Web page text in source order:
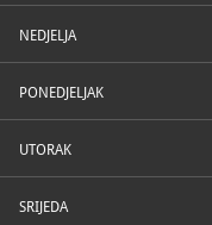
NEDJELJA
PONEDJELJAK
UTORAK
SRIJEDA
konačno su se stekli
tijekom čitave godine
namjernicima,
Sinjanima. Tako je u
postojanja, Viteško
primjerenim krovom i u